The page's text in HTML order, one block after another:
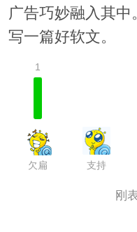
广告巧妙融入其
写一篇好软文。
1
欠扁 支持
刚